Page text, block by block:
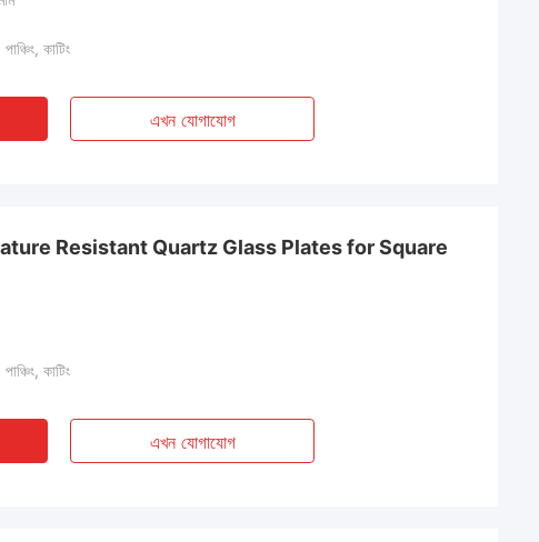
কাটিং
এখন যোগাযোগ
Resistant Quartz Glass Plates for Square
কাটিং
এখন যোগাযোগ